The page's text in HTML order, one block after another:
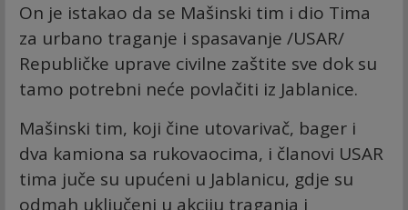
On je istakao da se Mašinski tim i dio Tima
za urbano traganje i spasavanje /USAR/
Republičke uprave civilne zaštite sve dok su
tamo potrebni neće povlačiti iz Jablanice.
Mašinski tim, koji čine utovarivač, bager i
dva kamiona sa rukovaocima, i članovi USAR
tima juče su upućeni u Jablanicu, gdje su
odmah uključeni u akciju traganja i